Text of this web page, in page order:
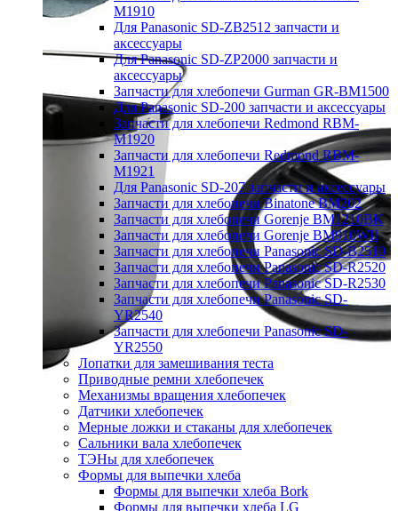
M1910
Для Panasonic SD-ZB2512 запчасти и
аксессуары
Для Panasonic SD-ZP2000 запчасти и
аксессуары
Запчасти для хлебопечи Gurman GR-BM1500
Для Panasonic SD-200 запчасти и аксессуары
Запчасти для хлебопечи Redmond RBM-
M1920
Запчасти для хлебопечи Redmond RBM-
M1921
Для Panasonic SD-207 запчасти и аксессуары
Запчасти для хлебопечи Binatone BM202
Запчасти для хлебопечи Gorenje BM1210BK
Запчасти для хлебопечи Gorenje BM910WII
Запчасти для хлебопечи Panasonic SD-B2510
Запчасти для хлебопечи Panasonic SD-R2520
Запчасти для хлебопечи Panasonic SD-R2530
Запчасти для хлебопечи Panasonic SD-
YR2540
Запчасти для хлебопечи Panasonic SD-
YR2550
Лопатки для замешивания теста
Приводные ремни хлебопечек
Механизмы вращения хлебопечек
Датчики хлебопечек
Мерные ложки и стаканы для хлебопечек
Сальники вала хлебопечек
ТЭНы для хлебопечек
Формы для выпечки хлеба
Формы для выпечки хлеба Bork
Формы для выпечки хлеба LG